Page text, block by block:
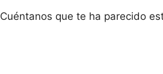
Cuéntanos que te ha parecido